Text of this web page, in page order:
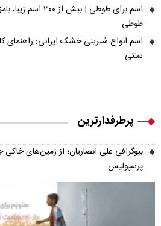
اسم برای طوطی |
طوطی
اسم انواع شیرینی خشک ایرانی: راهنمای
سنتی
پرطرفدارترین
بیوگرافی علی انصاریان؛ از زمین‌های خاکی
پرسپولیس